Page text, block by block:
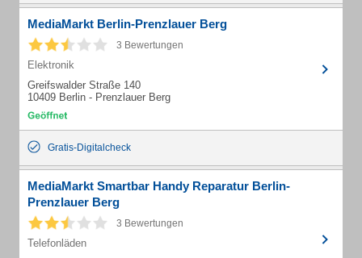
MediaMarkt Berlin-Prenzlauer Berg
3 Bewertungen
Elektronik
Greifswalder Straße 140
10409 Berlin - Prenzlauer Berg
Gratis-Digitalcheck
MediaMarkt Smartbar Handy Reparatur Berlin-
Prenzlauer Berg
3 Bewertungen
Telefonläden